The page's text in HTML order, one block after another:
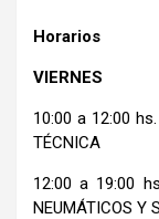
Horarios
VIERNES
10:00 a 12:00
TÉCNICA
12:00 a 19:00
NEUMÁTICOS Y